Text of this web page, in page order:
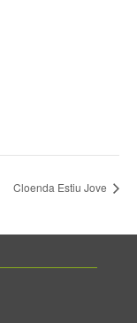
Cloenda Estiu Jove